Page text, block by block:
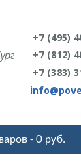
+7 (495)
+7 (812)
+7 (383)
0 руб.